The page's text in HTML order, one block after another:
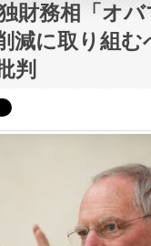
財務相「オバ
減に取り組む
判